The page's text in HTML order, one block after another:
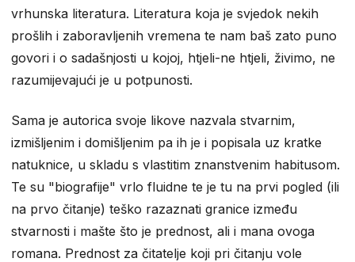
vrhunska literatura. Literatura koja je svjedok nekih
prošlih i zaboravljenih vremena te nam baš zato puno
govori i o sadašnjosti u kojoj, htjeli-ne htjeli, živimo, ne
razumijevajući je u potpunosti.
Sama je autorica svoje likove nazvala stvarnim,
izmišljenim i domišljenim pa ih je i popisala uz kratke
natuknice, u skladu s vlastitim znanstvenim habitusom.
Te su "biografije" vrlo fluidne te je tu na prvi pogled (ili
na prvo čitanje) teško razaznati granice između
stvarnosti i mašte što je prednost, ali i mana ovoga
romana. Prednost za čitatelje koji pri čitanju vole